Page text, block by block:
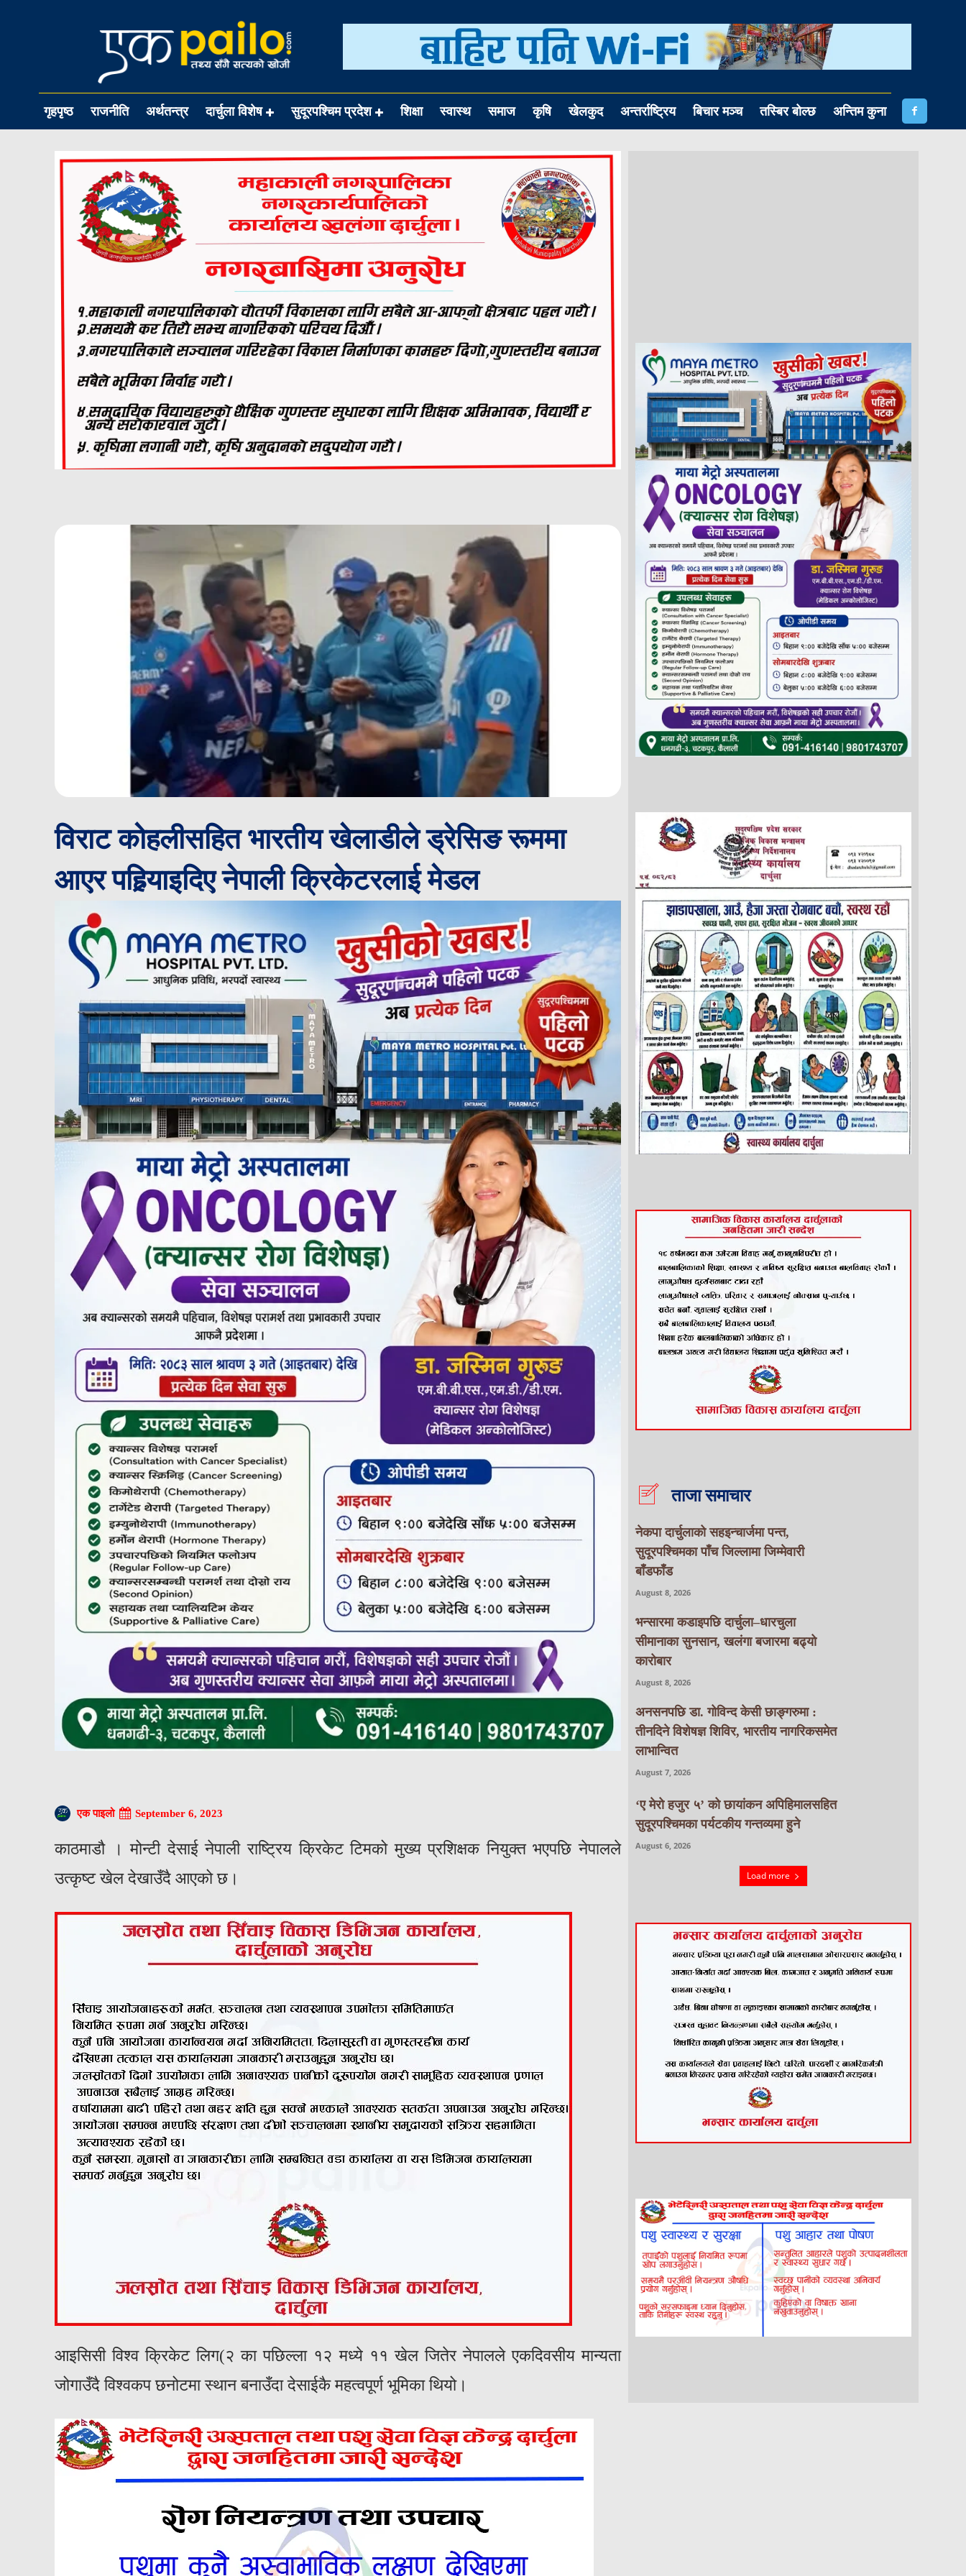
गृहपृष्ठ राजनीति अर्थतन्त्र दार्चुला विशेष सुदूरपश्चिम प्रदेश शिक्षा स्वास्थ समाज कृषि खेलकुद अन्तर्राष्ट्रिय बिचार मञ्च तस्बिर बोल्छ अन्तिम कुना
विराट कोहलीसहित भारतीय खेलाडीले ड्रेसिङ रूममा
आएर पहिर्‍याइदिए नेपाली क्रिकेटरलाई मेडल
एक पाइलो September 6, 2023
काठमाडौ । मोन्टी देसाई नेपाली राष्ट्रिय क्रिकेट टिमको मुख्य प्रशिक्षक नियुक्त भएपछि नेपालले
उत्कृष्ट खेल देखाउँदै आएको छ।
आइसिसी विश्व क्रिकेट लिग(२ का पछिल्ला १२ मध्ये ११ खेल जितेर नेपालले एकदिवसीय मान्यता
जोगाउँदै विश्वकप छनोटमा स्थान बनाउँदा देसाईकै महत्वपूर्ण भूमिका थियो।
ताजा समाचार
नेकपा दार्चुलाको सहइन्चार्जमा पन्त,
सुदूरपश्चिमका पाँच जिल्लामा जिम्मेवारी
बाँडफाँड
August 8, 2026
भन्सारमा कडाइपछि दार्चुला–धारचुला
सीमानाका सुनसान, खलंगा बजारमा बढ्यो
कारोबार
August 8, 2026
अनसनपछि डा. गोविन्द केसी छाङ्गरुमा :
तीनदिने विशेषज्ञ शिविर, भारतीय नागरिकसमेत
लाभान्वित
August 7, 2026
‘ए मेरो हजुर ५’ को छायांकन अपिहिमालसहित
सुदूरपश्चिमका पर्यटकीय गन्तव्यमा हुने
August 6, 2026
Load more